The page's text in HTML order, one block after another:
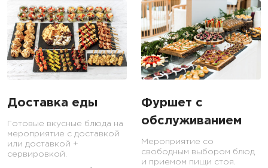
Доставка еды
Готовые вкусные блюда на
мероприятие с доставкой
или доставкой +
сервировкой.
Фуршет с
обслуживанием
Мероприятие со
свободным выбором блюд
и приемом пищи стоя.